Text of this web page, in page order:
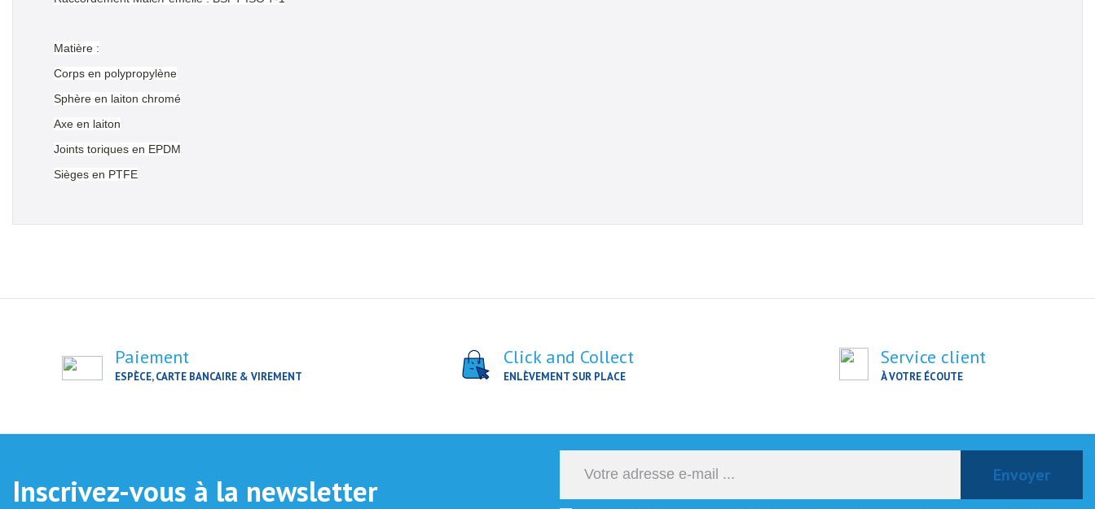
Matière :
Corps en polypropylène
Sphère en laiton chromé
Axe en laiton
Joints toriques en EPDM
Sièges en PTFE
Paiement
ESPÈCE, CARTE BANCAIRE & VIREMENT
Click and Collect
ENLÈVEMENT SUR PLACE
Service client
À VOTRE ÉCOUTE
Inscrivez-vous à la newsletter